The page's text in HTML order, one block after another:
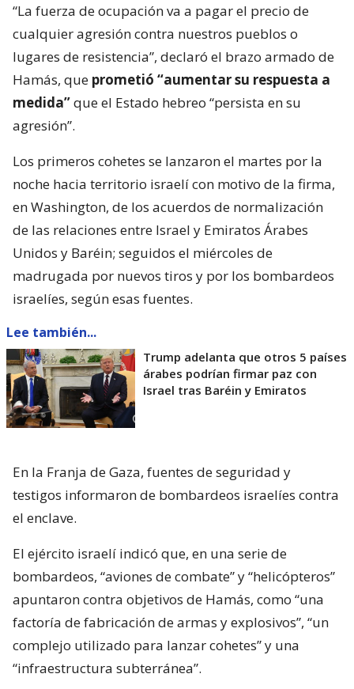
“La fuerza de ocupación va a pagar el precio de
cualquier agresión contra nuestros pueblos o
lugares de resistencia”, declaró el brazo armado de
Hamás, que prometió “aumentar su respuesta a
medida”que el Estado hebreo “persista en su
agresión”.
Los primeros cohetes se lanzaron el martes por la
noche hacia territorio israelí con motivo de la firma,
en Washington, de los acuerdos de normalización
de las relaciones entre Israel y Emiratos Árabes
Unidos y Baréin; seguidos el miércoles de
madrugada por nuevos tiros y por los bombardeos
israelíes, según esas fuentes.
Lee también...
Trump adelanta que otros 5 países
árabes podrían firmar paz con
Israel tras Baréin y Emiratos
En la Franja de Gaza, fuentes de seguridad y
testigos informaron de bombardeos israelíes contra
el enclave.
El ejército israelí indicó que, en una serie de
bombardeos, “aviones de combate” y “helicópteros”
apuntaron contra objetivos de Hamás, como “una
factoría de fabricación de armas y explosivos”, “un
complejo utilizado para lanzar cohetes” y una
“infraestructura subterránea”.